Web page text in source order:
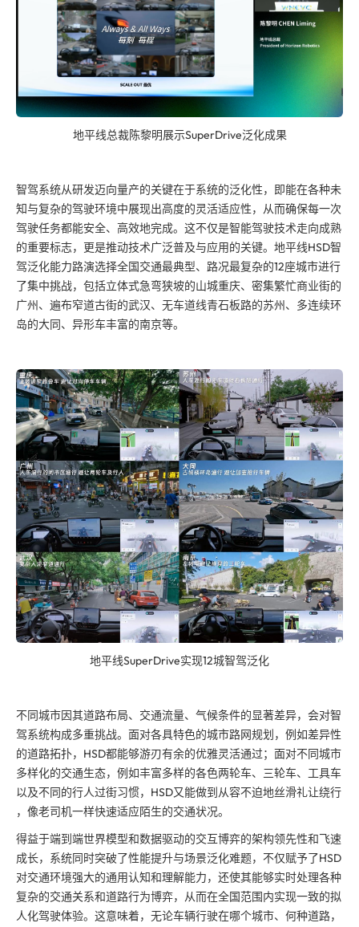
地平线总裁陈黎明展示SuperDrive泛化成果
智驾系统从研发迈向量产的关键在于系统的泛化性，即能在各种未
知与复杂的驾驶环境中展现出高度的灵活适应性，从而确保每一次
驾驶任务都能安全、高效地完成。这不仅是智能驾驶技术走向成熟
的重要标志，更是推动技术广泛普及与应用的关键。地平线HSD智
驾泛化能力路演选择全国交通最典型、路况最复杂的12座城市进行
了集中挑战，包括立体式急弯狭坡的山城重庆、密集繁忙商业街的
广州、遍布窄道古街的武汉、无车道线青石板路的苏州、多连续环
岛的大同、异形车丰富的南京等。
地平线SuperDrive实现12城智驾泛化
不同城市因其道路布局、交通流量、气候条件的显著差异，会对智
驾系统构成多重挑战。面对各具特色的城市路网规划，例如差异性
的道路拓扑，HSD都能够游刃有余的优雅灵活通过；面对不同城市
多样化的交通生态，例如丰富多样的各色两轮车、三轮车、工具车
以及不同的行人过街习惯，HSD又能做到从容不迫地丝滑礼让绕行
，像老司机一样快速适应陌生的交通状况。
得益于端到端世界模型和数据驱动的交互博弈的架构领先性和飞速
成长，系统同时突破了性能提升与场景泛化难题，不仅赋予了HSD
对交通环境强大的通用认知和理解能力，还使其能够实时处理各种
复杂的交通关系和道路行为博弈，从而在全国范围内实现一致的拟
人化驾驶体验。这意味着，无论车辆行驶在哪个城市、何种道路，